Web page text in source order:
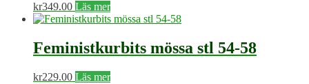
kr349.00 Läs mer
Feministkurbits mössa stl 54-58
kr229.00 Läs mer